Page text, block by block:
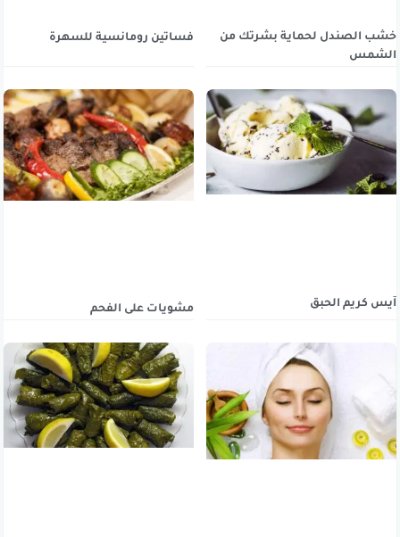
خشب الصندل لحماية بشرتك من
الشمس
فساتين رومانسية للسهرة
آيس كريم الحبق مشويات على الفحم